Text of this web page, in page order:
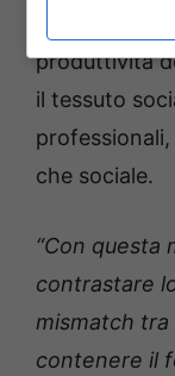
cittadini a
produttività
il tessuto
che sociale.
“Con questa
contrastare
mismatch
contenere il